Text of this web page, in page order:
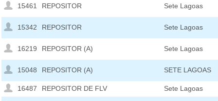
15461 REPOSITOR Sete Lagoas
15342 REPOSITOR Sete Lagoas
16219 REPOSITOR (A) Sete Lagoas
15048 REPOSITOR (A) SETE LAGOAS
16487 REPOSITOR DE FLV Sete Lagoas